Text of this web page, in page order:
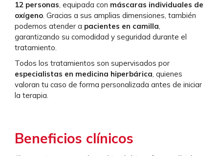
12 personas , equipada con máscaras individuales de
oxígeno . Gracias a sus amplias dimensiones, también
podemos atender a pacientes en camilla
garantizando su comodidad y seguridad durante el
tratamiento.
Todos los tratamientos son supervisados por
especialistas en medicina hiperbárica , quienes
valoran tu caso de forma personalizada antes de iniciar
la terapia.
Beneficios clínicos